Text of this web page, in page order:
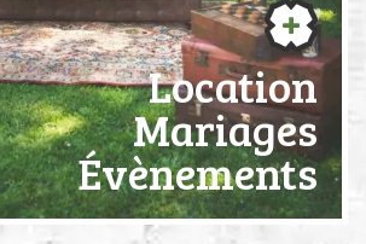
Location
Mariages
Évènements